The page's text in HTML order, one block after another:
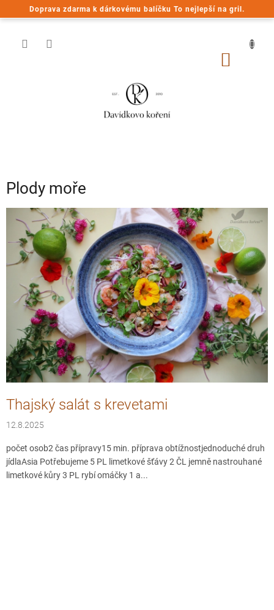
Doprava zdarma k dárkovému balíčku To nejlepší na gril.
na
Plody moře
p
s
ů
Thajský salát s krevetami
12.8.2025
počet osob2 čas přípravy15 min. příprava obtížnostjednoduché druh
jídlaAsia Potřebujeme 5 PL limetkové šťávy 2 ČL jemně nastrouhané
limetkové kůry 3 PL rybí omáčky 1 a...